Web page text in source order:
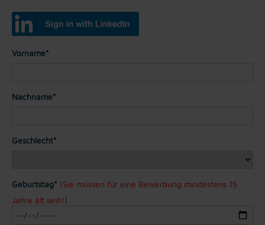
Vorname*
Nachname*
Geschlecht*
Geburtstag* (Sie müssen für eine Bewerbung mindestens 15
Jahre alt sein!)